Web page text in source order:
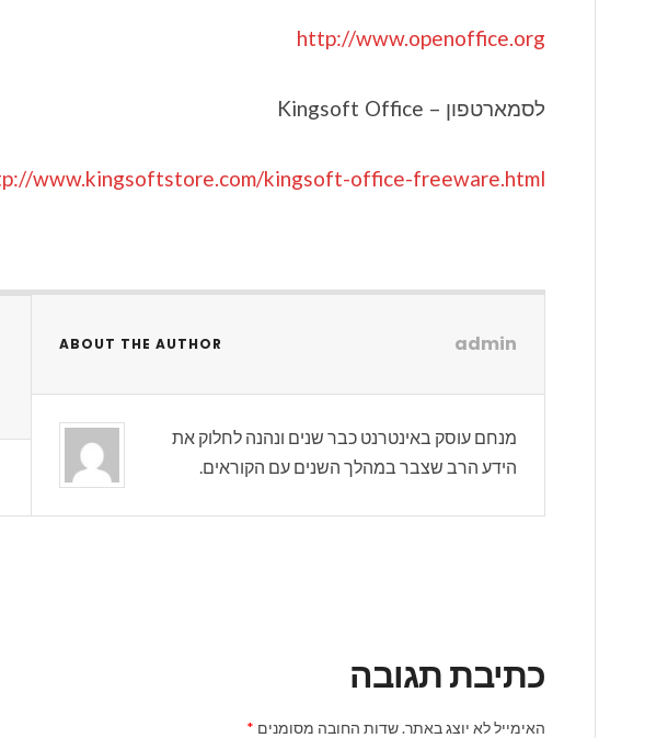
http://www.openoffice.org
לסמארטפון – Kingsoft Office
www.kingsoftstore.com/kingsoft-office-freeware.html
ABOUT THE AUTHOR admin
מנחם עוסק באינטרנט כבר שנים ונהנה לחלוק את
הידע הרב שצבר במהלך השנים עם הקוראים.
כתיבת תגובה
האימייל לא יוצג באתר.שדות החובה מסומנים *